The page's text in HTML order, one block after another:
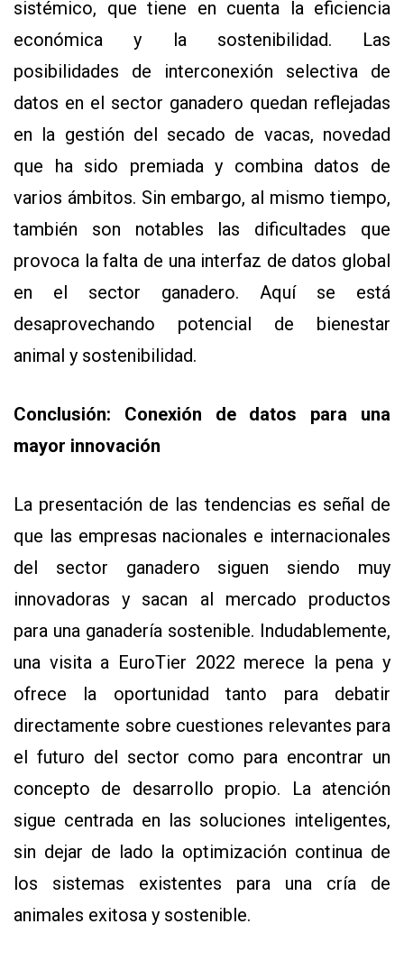
sistémico, que tiene en cuenta la eficiencia
económica y la sostenibilidad. Las
posibilidades de interconexión selectiva de
datos en el sector ganadero quedan reflejadas
en la gestión del secado de vacas, novedad
que ha sido premiada y combina datos de
varios ámbitos. Sin embargo, al mismo tiempo,
también son notables las dificultades que
provoca la falta de una interfaz de datos global
en el sector ganadero. Aquí se está
desaprovechando potencial de bienestar
animal y sostenibilidad.
Conclusión: Conexión de datos para una
mayor innovación
La presentación de las tendencias es señal de
que las empresas nacionales e internacionales
del sector ganadero siguen siendo muy
innovadoras y sacan al mercado productos
para una ganadería sostenible. Indudablemente,
una visita a EuroTier 2022 merece la pena y
ofrece la oportunidad tanto para debatir
directamente sobre cuestiones relevantes para
el futuro del sector como para encontrar un
concepto de desarrollo propio. La atención
sigue centrada en las soluciones inteligentes,
sin dejar de lado la optimización continua de
los sistemas existentes para una cría de
animales exitosa y sostenible.